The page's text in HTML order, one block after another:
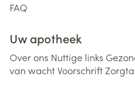
FAQ
Uw apotheek
Over ons Nuttige links
van wachtVoorschrift